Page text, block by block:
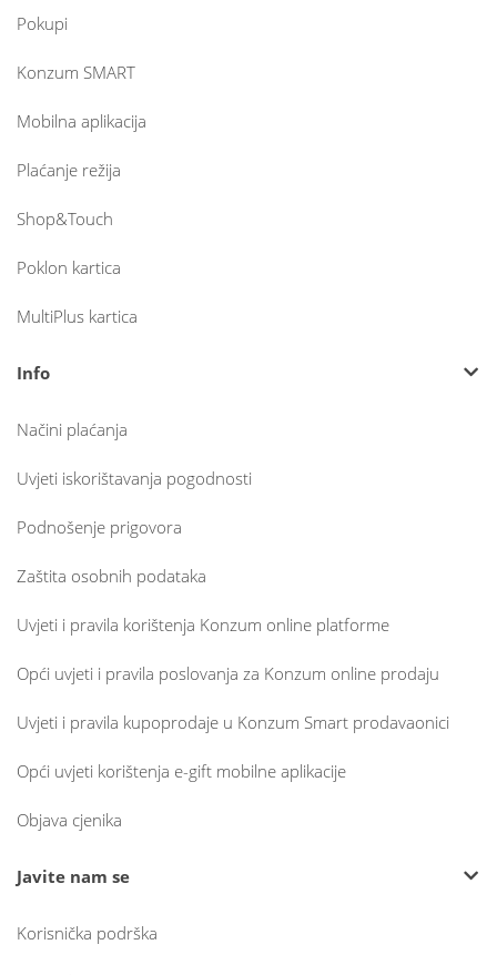
Pokupi
Konzum SMART
Mobilna aplikacija
Plaćanje režija
Shop&Touch
Poklon kartica
MultiPlus kartica
Info
Načini plaćanja
Uvjeti iskorištavanja pogodnosti
Podnošenje prigovora
Zaštita osobnih podataka
Uvjeti i pravila korištenja Konzum online platforme
Opći uvjeti i pravila poslovanja za Konzum online prodaju
Uvjeti i pravila kupoprodaje u Konzum Smart prodavaonici
Opći uvjeti korištenja e-gift mobilne aplikacije
Objava cjenika
Javite nam se
Korisnička podrška